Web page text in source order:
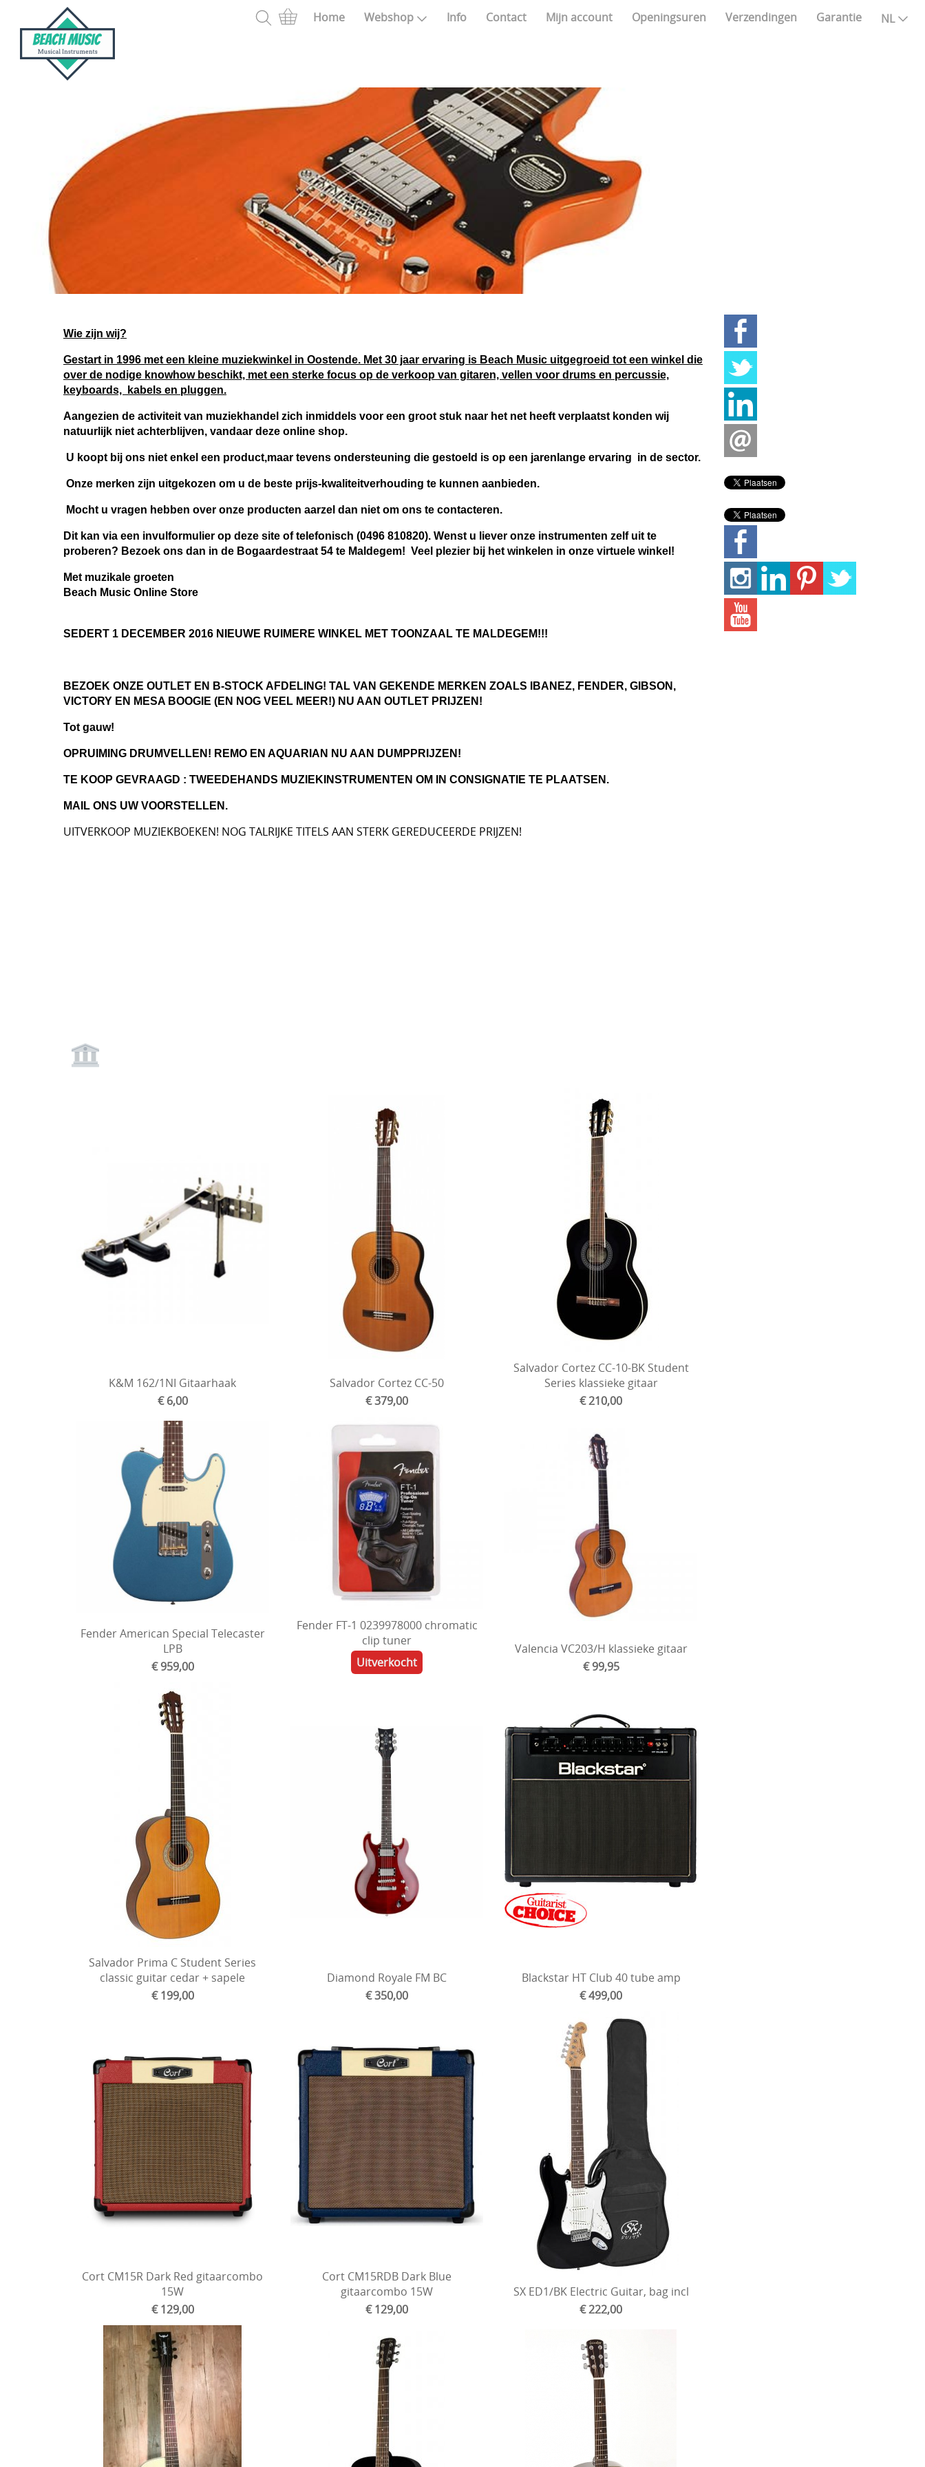
Home Webshop Info Contact Mijn account Openingsuren Verzendingen Garantie NL
Wie zijn wij?
Gestart in 1996 met een kleine muziekwinkel in Oostende. Met 30 jaar ervaring is Beach Music uitgegroeid tot een winkel die
over de nodige knowhow beschikt, met een sterke focus op de verkoop van gitaren, vellen voor drums en percussie,
keyboards, kabels en pluggen.
Aangezien de activiteit van muziekhandel zich inmiddels voor een groot stuk naar het net heeft verplaatst konden wij
natuurlijk niet achterblijven, vandaar deze online shop.
U koopt bij ons niet enkel een product,maar tevens ondersteuning die gestoeld is op een jarenlange ervaring in de sector.
Onze merken zijn uitgekozen om u de beste prijs-kwaliteitverhouding te kunnen aanbieden.
Mocht u vragen hebben over onze producten aarzel dan niet om ons te contacteren.
Dit kan via een invulformulier op deze site of telefonisch (0496 810820). Wenst u liever onze instrumenten zelf uit te
proberen? Bezoek ons dan in de Bogaardestraat 54 te Maldegem! Veel plezier bij het winkelen in onze virtuele winkel!
Met muzikale groeten
Beach Music Online Store
SEDERT 1 DECEMBER 2016 NIEUWE RUIMERE WINKEL MET TOONZAAL TE MALDEGEM!!!
BEZOEK ONZE OUTLET EN B-STOCK AFDELING! TAL VAN GEKENDE MERKEN ZOALS IBANEZ, FENDER, GIBSON,
VICTORY EN MESA BOOGIE (EN NOG VEEL MEER!) NU AAN OUTLET PRIJZEN!
Tot gauw!
OPRUIMING DRUMVELLEN! REMO EN AQUARIAN NU AAN DUMPPRIJZEN!
TE KOOP GEVRAAGD : TWEEDEHANDS MUZIEKINSTRUMENTEN OM IN CONSIGNATIE TE PLAATSEN.
MAIL ONS UW VOORSTELLEN.
UITVERKOOP MUZIEKBOEKEN! NOG TALRIJKE TITELS AAN STERK GEREDUCEERDE PRIJZEN!
K&M 162/1NI Gitaarhaak
€ 6,00
Salvador Cortez CC-50
€ 379,00
Salvador Cortez CC-10-BK Student
Series klassieke gitaar
€ 210,00
Fender American Special Telecaster
LPB
€ 959,00
Fender FT-1 0239978000 chromatic
clip tuner
Uitverkocht
Valencia VC203/H klassieke gitaar
€ 99,95
Salvador Prima C Student Series
classic guitar cedar + sapele
€ 199,00
Diamond Royale FM BC
€ 350,00
Blackstar HT Club 40 tube amp
€ 499,00
Cort CM15R Dark Red gitaarcombo
15W
€ 129,00
Cort CM15RDB Dark Blue
gitaarcombo 15W
€ 129,00
SX ED1/BK Electric Guitar, bag incl
€ 222,00